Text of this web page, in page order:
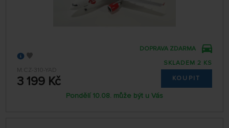
M.CZ-310-YAD
3 199 Kč
DOPRAVA ZDARMA
SKLADEM 2 KS
KOUPIT
Pondělí 10.08. může být u Vás